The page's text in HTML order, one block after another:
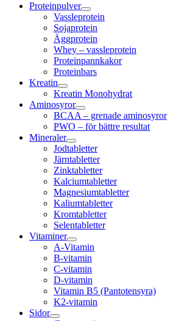
Proteinpulver
Vassleprotein
Sojaprotein
Äggprotein
Whey – vassleprotein
Proteinpannkakor
Proteinbars
Kreatin
Kreatin Monohydrat
Aminosyror
BCAA – grenade aminosyror
PWO – för bättre resultat
Mineraler
Jodtabletter
Järntabletter
Zinktabletter
Kalciumtabletter
Magnesiumtabletter
Kaliumtabletter
Kromtabletter
Selentabletter
Vitaminer
A-Vitamin
B-vitamin
C-vitamin
D-vitamin
Vitamin B5 (Pantotensyra)
K2-vitamin
Sidor